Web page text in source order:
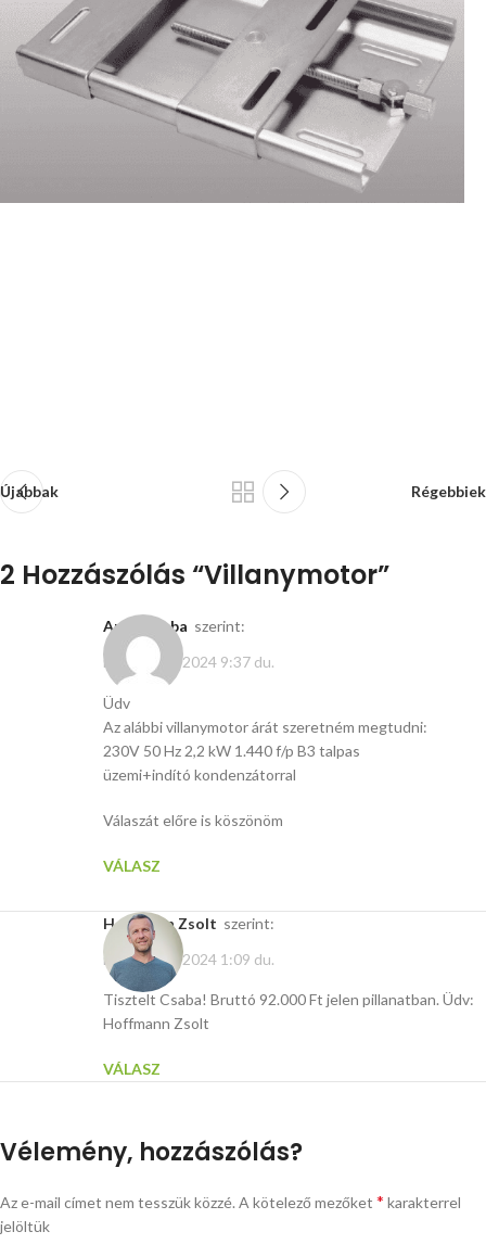
Újabbak Régebbiek
2 Hozzászólás “Villanymotor”
antal csaba szerint:
március 15, 2024 9:37 du.
Üdv
Az alábbi villanymotor árát szeretném megtudni:
230V 50 Hz 2,2 kW 1.440 f/p B3 talpas
üzemi+indító kondenzátorral
Válaszát előre is köszönöm
VÁLASZ
Hoffmann Zsolt szerint:
március 18, 2024 1:09 du.
Tisztelt Csaba! Bruttó 92.000 Ft jelen pillanatban. Üdv:
Hoffmann Zsolt
VÁLASZ
Vélemény, hozzászólás?
Az e-mail címet nem tesszük közzé. A kötelező mezőket * karakterrel
jelöltük